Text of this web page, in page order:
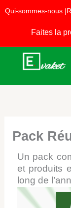
au
Qui-sommes-nous |
Faites la
Pack
Un pack
et produits
long de